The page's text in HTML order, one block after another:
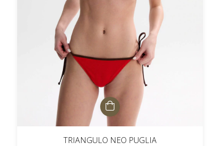
TRIANGULO NEO PUGLIA